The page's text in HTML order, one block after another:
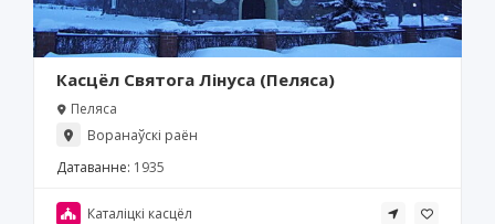
Касцёл Святога Лінуса (Пеляса)
Пеляса
Воранаўскі раён
Датаванне: 1935
Каталіцкі касцёл